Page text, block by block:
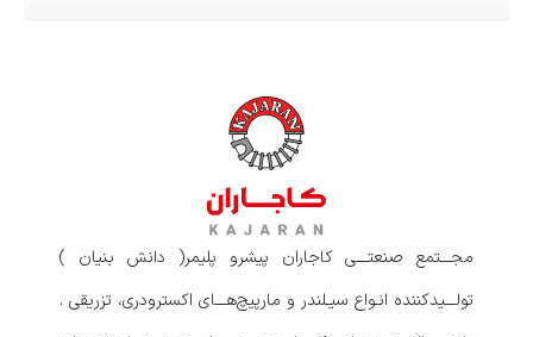
مجـــتمع صنعتـــی کاجاران پیشرو پلیمر( دانش بنیان )
تولـــیدکننده انـواع سیـلندر و مارپیچ‌هـــای اکسترودری، تزریقی .